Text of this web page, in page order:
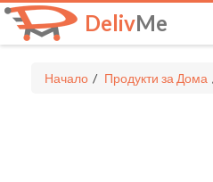
DelivMe
Начало Продукти за Дома